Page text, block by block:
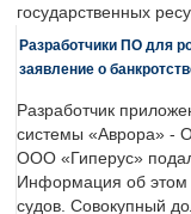
государственных
Разработчики ПО для
заявление о
Разработчик
системы «Аврора» -
ООО «Гиперус»
Информация об этом
судов. Совокупный